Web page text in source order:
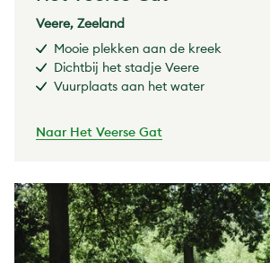
Veere, Zeeland
Mooie plekken aan de kreek
Dichtbij het stadje Veere
Vuurplaats aan het water
Naar Het Veerse Gat